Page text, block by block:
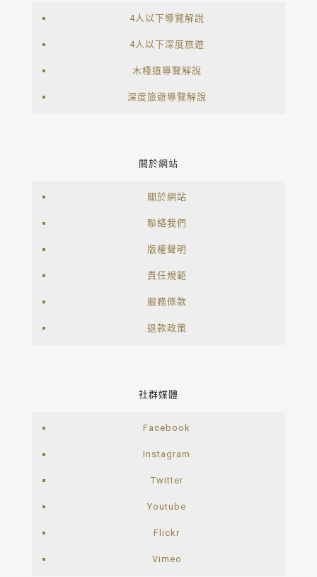
4人以下導覽解說
4人以下深度旅遊
木棧道導覽解說
深度旅遊導覽解說
關於網站
關於網站
聯絡我們
版權聲明
責任規範
服務條款
退款政策
社群媒體
Facebook
Instagram
Twitter
Youtube
Flickr
Vimeo